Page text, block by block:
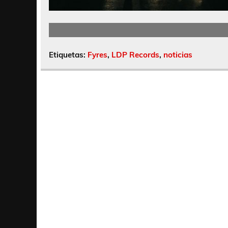
Etiquetas: Fyres, LDP Records, noticias